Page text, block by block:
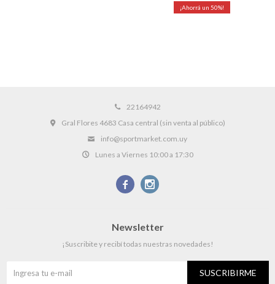
50
22164942
Gral Flores 4683 Casa central (sin venta al público)
info@sportmarket.com.uy
Lunes a Viernes 10:00 a 17:30
 
Newsletter
¡Suscribite y recibí todas nuestras novedades!
SUSCRIBIRME